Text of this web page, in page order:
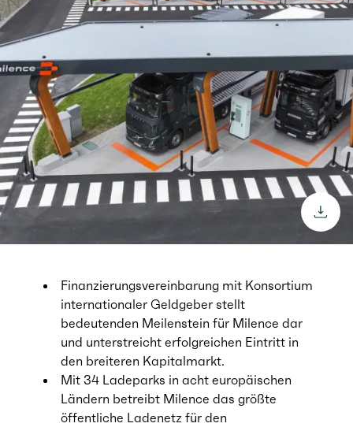
Finanzierungsvereinbarung mit Konsortium
internationaler Geldgeber stellt
bedeutenden Meilenstein für Milence dar
und unterstreicht erfolgreichen Eintritt in
den breiteren Kapitalmarkt.
Mit 34 Ladeparks in acht europäischen
Ländern betreibt Milence das größte
öffentliche Ladenetz für den